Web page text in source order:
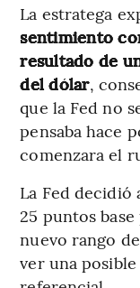
La estratega
sentimiento
resultado de
del dólar,
que la Fed no
pensaba hace
comenzara el
La Fed decidió
25 puntos
nuevo rango
ver una